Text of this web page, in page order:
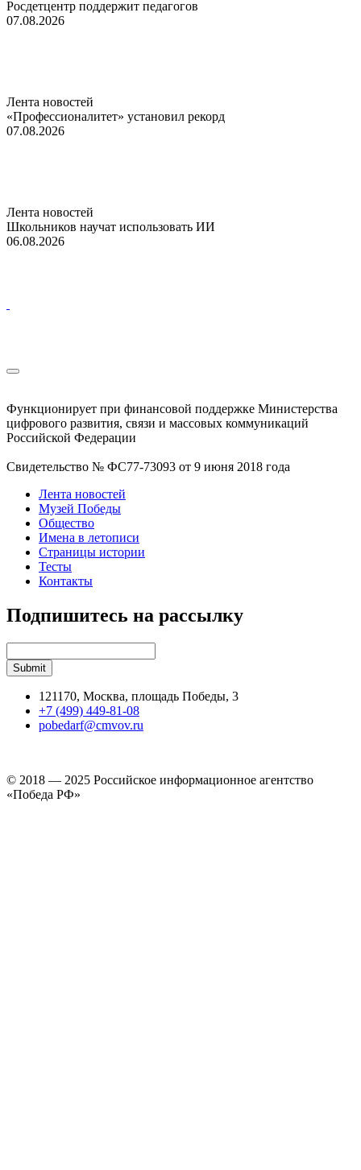
Росдетцентр поддержит педагогов
07.08.2026
Лента новостей
«Профессионалитет» установил рекорд
07.08.2026
Лента новостей
Школьников научат использовать ИИ
06.08.2026
Функционирует при финансовой поддержке Министерства
цифрового развития, связи и массовых коммуникаций
Российской Федерации
Свидетельство № ФС77-73093 от 9 июня 2018 года
Лента новостей
Музей Победы
Общество
Имена в летописи
Страницы истории
Тесты
Контакты
Подпишитесь на рассылку
121170, Москва, площадь Победы, 3
+7 (499) 449-81-08
pobedarf@cmvov.ru
© 2018 — 2025 Российское информационное агентство
«Победа РФ»